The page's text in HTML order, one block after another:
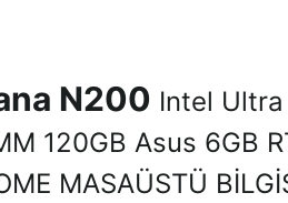
N200 Intel
120GB Asus 6GB
MASAÜSTÜ